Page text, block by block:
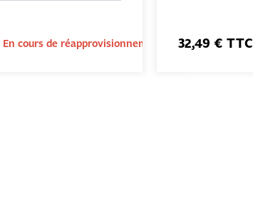
En cours de réapprovisionnement 32,49 € TTC